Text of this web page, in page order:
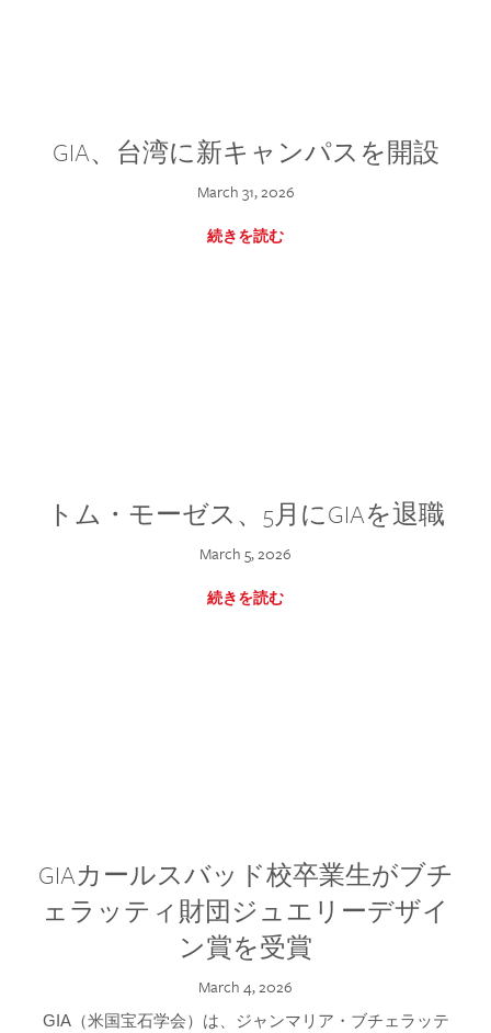
GIA、台湾に新キャンパスを開設
March 31, 2026
続きを読む
トム・モーゼス、5月にGIAを退職
March 5, 2026
続きを読む
GIAカールスバッド校卒業生がブチ
ェラッティ財団ジュエリーデザイ
ン賞を受賞
March 4, 2026
GIA（米国宝石学会）は、ジャンマリア・ブチェラッテ